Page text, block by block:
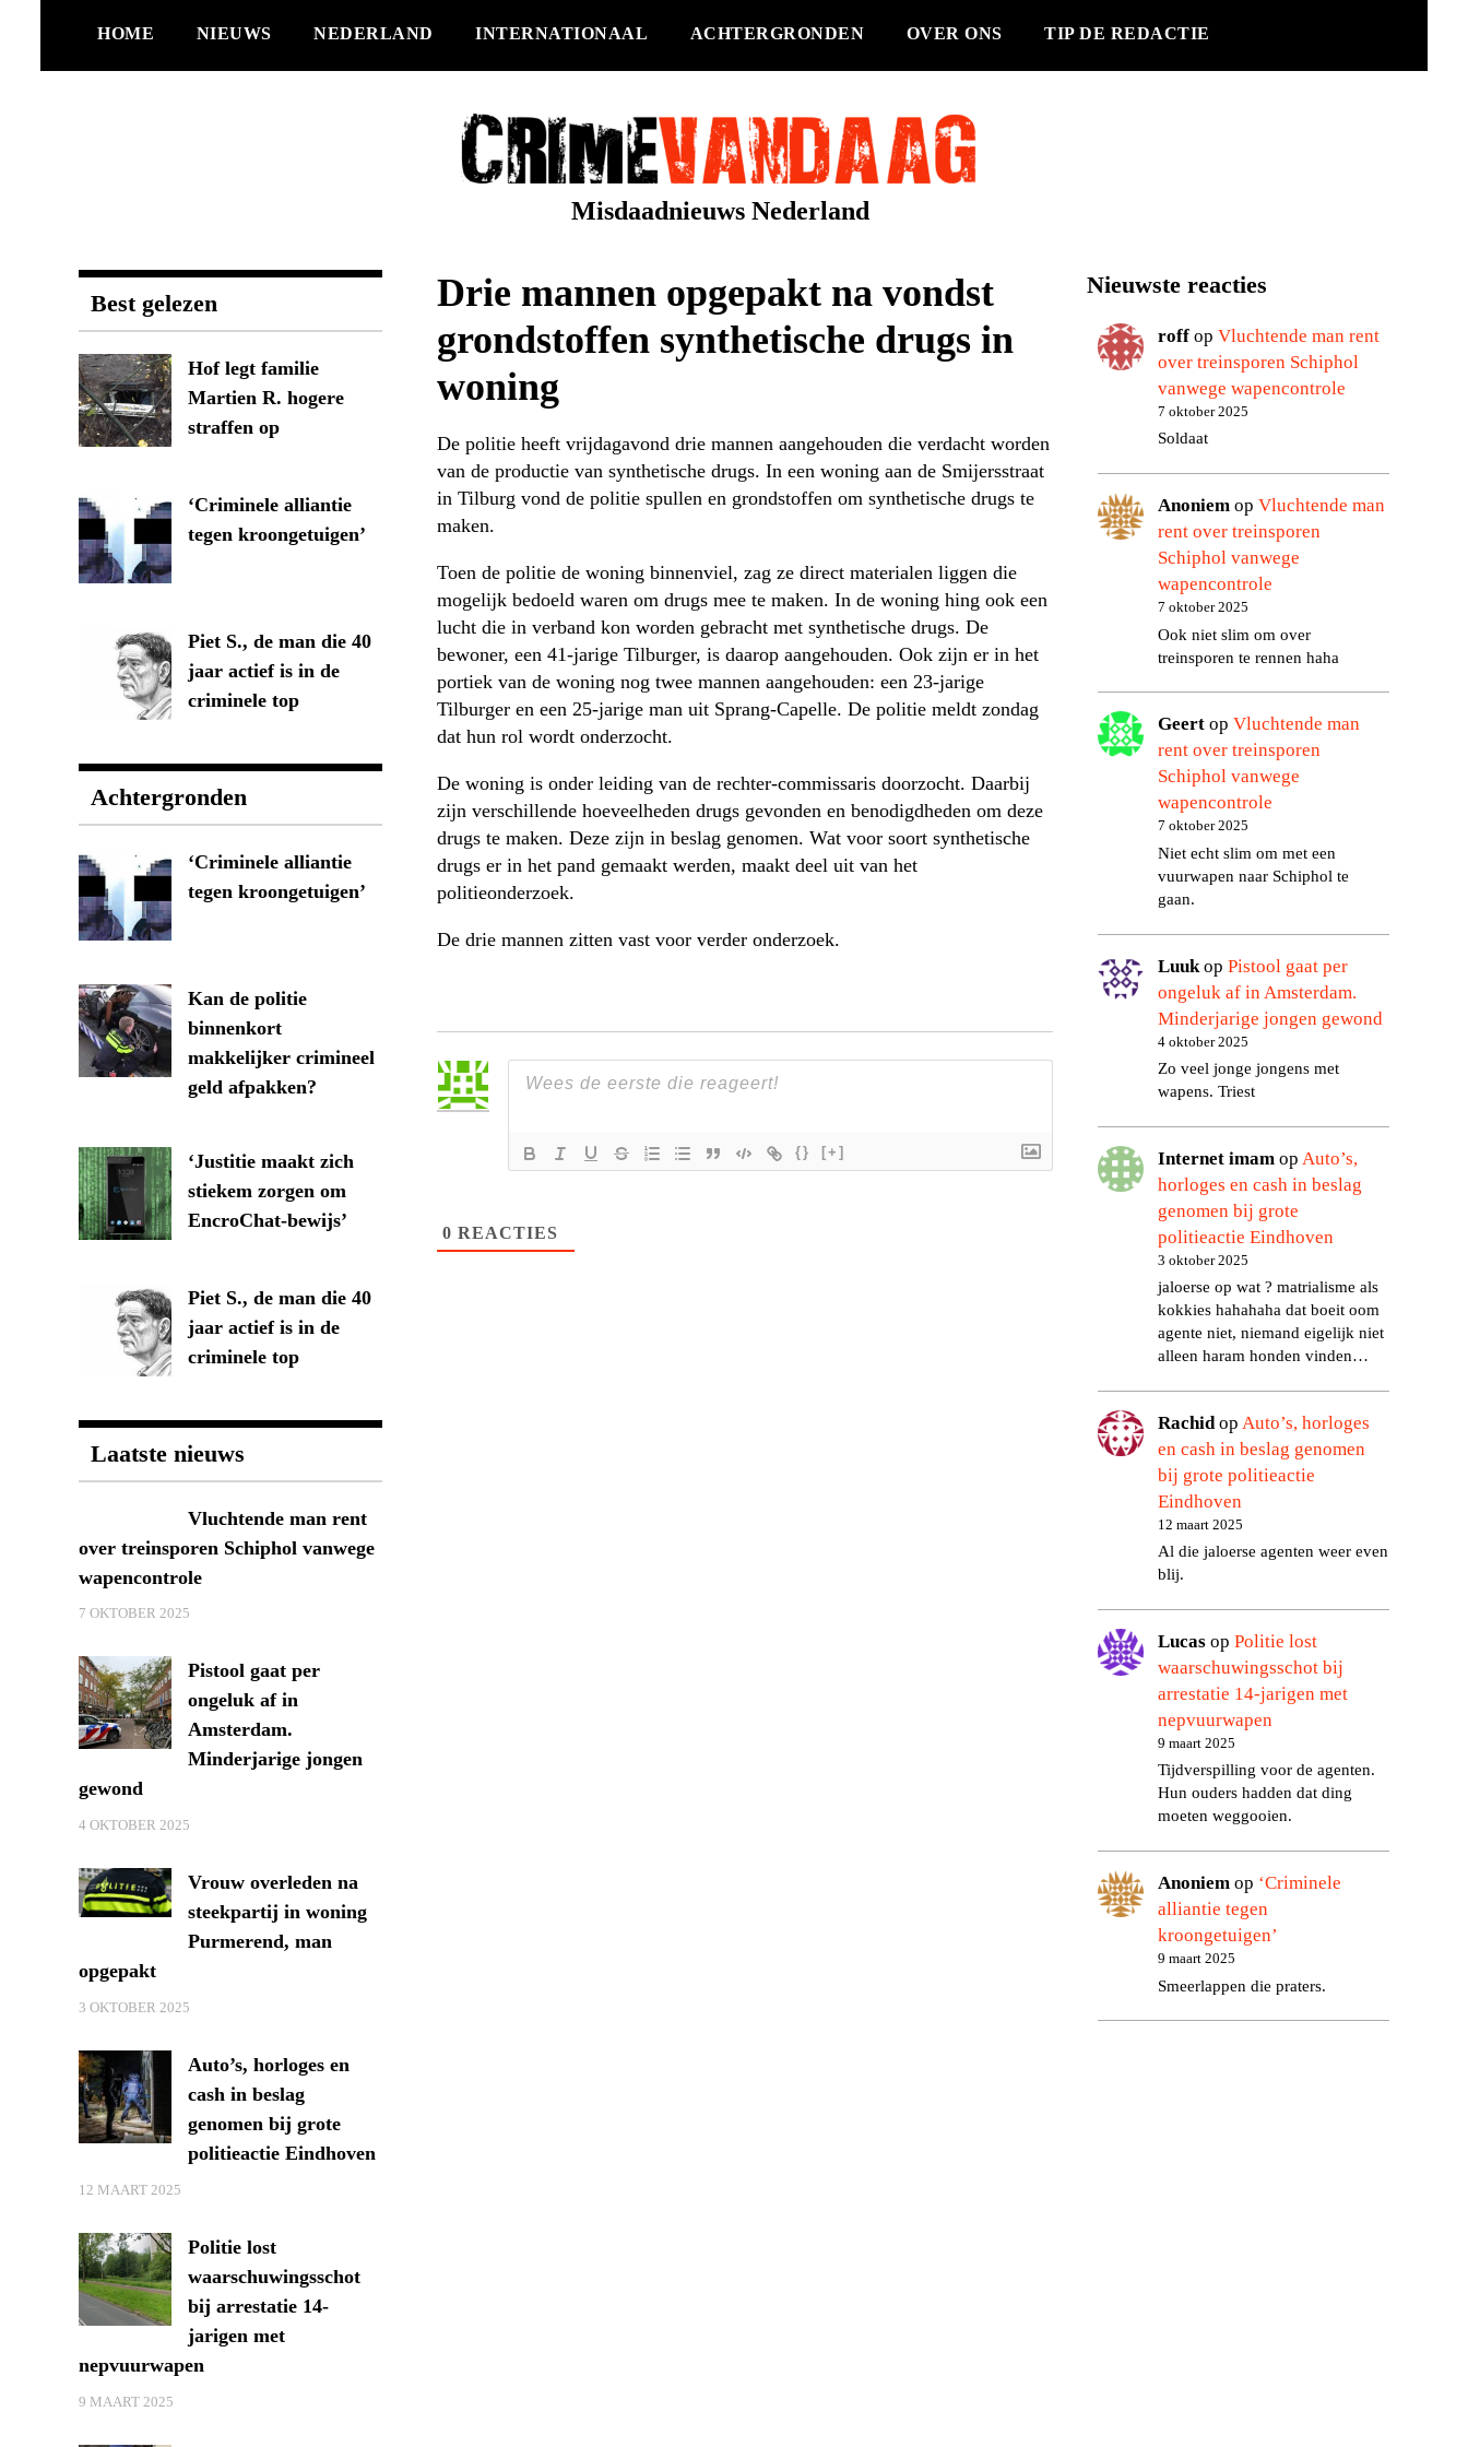
de
HOME NIEUWS NEDERLAND INTERNATIONAAL ACHTERGRONDEN OVER ONS TIP DE REDACTIE
Misdaadnieuws Nederland
Drie mannen opgepakt na vondst
grondstoffen synthetische drugs in
woning
De politie heeft vrijdagavond drie mannen aangehouden die verdacht worden
van de productie van synthetische drugs. In een woning aan de Smijersstraat
in Tilburg vond de politie spullen en grondstoffen om synthetische drugs te
maken.
Toen de politie de woning binnenviel, zag ze direct materialen liggen die
mogelijk bedoeld waren om drugs mee te maken. In de woning hing ook een
lucht die in verband kon worden gebracht met synthetische drugs. De
bewoner, een 41-jarige Tilburger, is daarop aangehouden. Ook zijn er in het
portiek van de woning nog twee mannen aangehouden: een 23-jarige
Tilburger en een 25-jarige man uit Sprang-Capelle. De politie meldt zondag
dat hun rol wordt onderzocht.
De woning is onder leiding van de rechter-commissaris doorzocht. Daarbij
zijn verschillende hoeveelheden drugs gevonden en benodigdheden om deze
drugs te maken. Deze zijn in beslag genomen. Wat voor soort synthetische
drugs er in het pand gemaakt werden, maakt deel uit van het
politieonderzoek.
De drie mannen zitten vast voor verder onderzoek.
{} [+]
0 REACTIES
Best gelezen
Hof legt familie
Martien R. hogere
straffen op
‘Criminele alliantie
tegen kroongetuigen’
Piet S., de man die 40
jaar actief is in de
criminele top
Achtergronden
‘Criminele alliantie
tegen kroongetuigen’
Kan de politie
binnenkort
makkelijker crimineel
geld afpakken?
‘Justitie maakt zich
stiekem zorgen om
EncroChat-bewijs’
Piet S., de man die 40
jaar actief is in de
criminele top
Laatste nieuws
Vluchtende man rent
over treinsporen Schiphol vanwege
wapencontrole
7 OKTOBER 2025
Pistool gaat per
ongeluk af in
Amsterdam.
Minderjarige jongen
gewond
4 OKTOBER 2025
Vrouw overleden na
steekpartij in woning
Purmerend, man
opgepakt
3 OKTOBER 2025
Auto’s, horloges en
cash in beslag
genomen bij grote
politieactie Eindhoven
12 MAART 2025
Politie lost
waarschuwingsschot
bij arrestatie 14-
jarigen met
nepvuurwapen
9 MAART 2025
Nieuwste reacties
roffop Vluchtende man rent
over treinsporen Schiphol
vanwege wapencontrole
7 oktober 2025
Soldaat
Anoniemop Vluchtende man
rent over treinsporen
Schiphol vanwege
wapencontrole
7 oktober 2025
Ook niet slim om over
treinsporen te rennen haha
Geertop Vluchtende man
rent over treinsporen
Schiphol vanwege
wapencontrole
7 oktober 2025
Niet echt slim om met een
vuurwapen naar Schiphol te
gaan.
Luukop Pistool gaat per
ongeluk af in Amsterdam.
Minderjarige jongen gewond
4 oktober 2025
Zo veel jonge jongens met
wapens. Triest
Internet imamop Auto’s,
horloges en cash in beslag
genomen bij grote
politieactie Eindhoven
3 oktober 2025
jaloerse op wat ? matrialisme als
kokkies hahahaha dat boeit oom
agente niet, niemand eigelijk niet
alleen haram honden vinden…
Rachidop Auto’s, horloges
en cash in beslag genomen
bij grote politieactie
Eindhoven
12 maart 2025
Al die jaloerse agenten weer even
blij.
Lucasop Politie lost
waarschuwingsschot bij
arrestatie 14-jarigen met
nepvuurwapen
9 maart 2025
Tijdverspilling voor de agenten.
Hun ouders hadden dat ding
moeten weggooien.
Anoniemop ‘Criminele
alliantie tegen
kroongetuigen’
9 maart 2025
Smeerlappen die praters.